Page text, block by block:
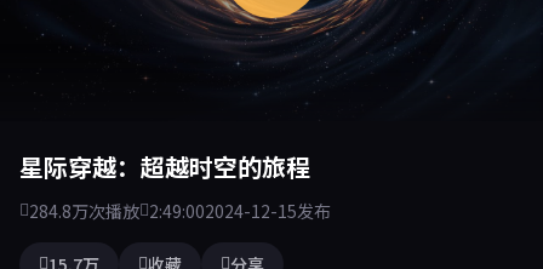
星际穿越：超越时空的旅程
284.8万次播放 2:49:002024-12-15发布
15.7万 收藏 分享